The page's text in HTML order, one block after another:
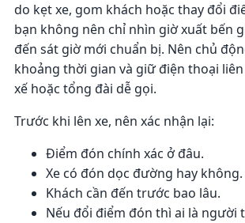
do kẹt xe, gom khách hoặc thay đổi
bạn không nên chỉ nhìn giờ xuất bến
đến sát giờ mới chuẩn bị. Nên chủ
khoảng thời gian và giữ điện thoại
xế hoặc tổng đài dễ gọi.
Trước khi lên xe, nên xác nhận lại:
Điểm đón chính xác ở đâu.
Xe có đón dọc đường hay không.
Khách cần đến trước bao lâu.
Nếu đổi điểm đón thì ai là người